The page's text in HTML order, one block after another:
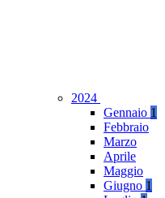
2024
Gennaio 1
Febbraio
Marzo
Aprile
Maggio
Giugno 1